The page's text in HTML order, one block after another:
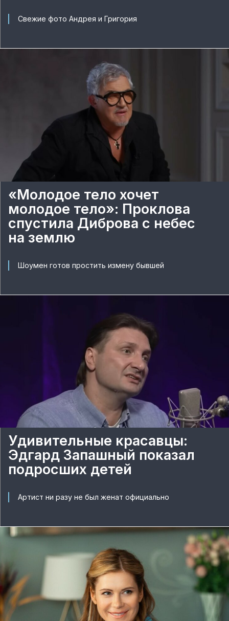
Свежие фото Андрея и Григория
«Молодое тело хочет
молодое тело»: Проклова
спустила Диброва с небес
на землю
Шоумен готов простить измену бывшей
Удивительные красавцы:
Эдгард Запашный показал
подросших детей
Артист ни разу не был женат официально